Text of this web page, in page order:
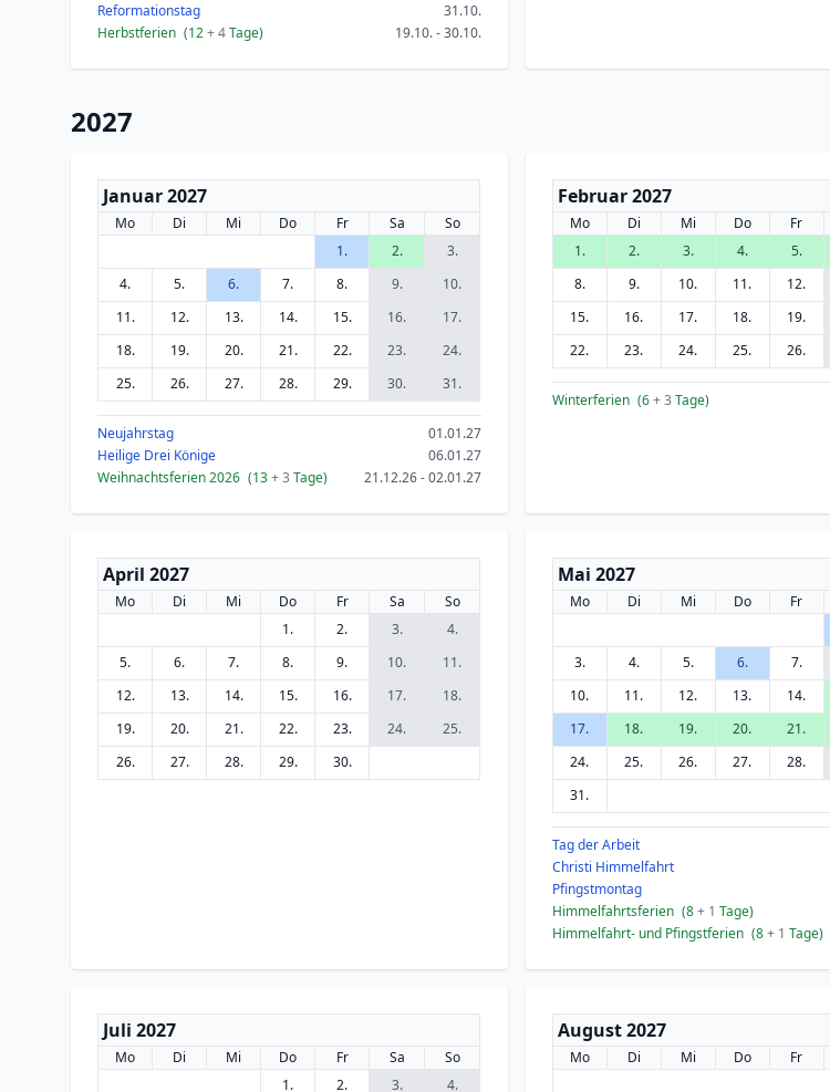
Reformationstag
31.10.
Herbstferien (12+ 4Tage) 19.10. - 30.10.
2027
Januar 2027
Mo Di Mi Do Fr Sa
So
1.
2.
3.
4.
5. 6. 7. 8. 9.
10.
11.
12. 13. 14. 15. 16.
17.
18.
19. 20. 21. 22. 23.
24.
25.
26. 27. 28. 29. 30. 31.
Neujahrstag
01.01.27
Heilige Drei Könige
06.01.27
Weihnachtsferien 2026 (13+ 3 Tage) 21.12.26 - 02.01.27
Februar 2027
Mo Di Mi Do Fr
1.
2. 3. 4. 5.
8.
9. 10. 11. 12.
15.
16. 17. 18. 19.
22.
23. 24. 25. 26.
Winterferien (6+ 3 Tage)
April 2027
Mo Di Mi Do Fr Sa
So
1.
2. 3.
4.
5.
6. 7. 8. 9. 10.
11.
12.
13. 14. 15. 16. 17.
18.
19.
20. 21. 22. 23. 24.
25.
26.
27. 28. 29. 30.
Mai 2027
Mo Di Mi Do Fr
3.
4. 5. 6. 7.
10.
11. 12. 13. 14.
17.
18. 19. 20. 21.
24.
25. 26. 27. 28.
31.
Tag der Arbeit
Christi Himmelfahrt
Pfingstmontag
Himmelfahrtsferien (8+ 1 Tage)
Himmelfahrt- und Pfingstferien (8+ 1 Tage)
Juli 2027
Mo Di Mi Do Fr Sa
So
1.
2. 3. 4.
August 2027
Mo Di Mi Do Fr